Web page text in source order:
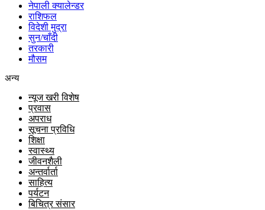
नेपाली क्यालेन्डर
राशिफल
विदेशी मुद्रा
सुन/चाँदी
तरकारी
मौसम
अन्य
न्यूज खरी विशेष
प्रवास
अपराध
सूचना प्रविधि
शिक्षा
स्वास्थ्य
जीवनशैली
अन्तर्वार्ता
साहित्य
पर्यटन
बिचित्र संसार